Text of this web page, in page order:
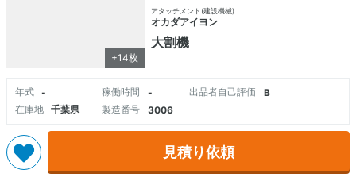
+14枚
アタッチメント(建設機械)
オカダアイヨン
大割機
年式 - 稼働時間 - 出品者自己評価
B
在庫地
千葉県 製造番号 3006
見積り依頼